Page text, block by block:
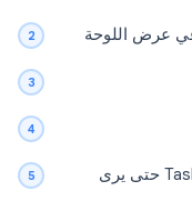
اختيارياً، ادعُ فريقك للانضمام إلى TasksBoard حتى يرى